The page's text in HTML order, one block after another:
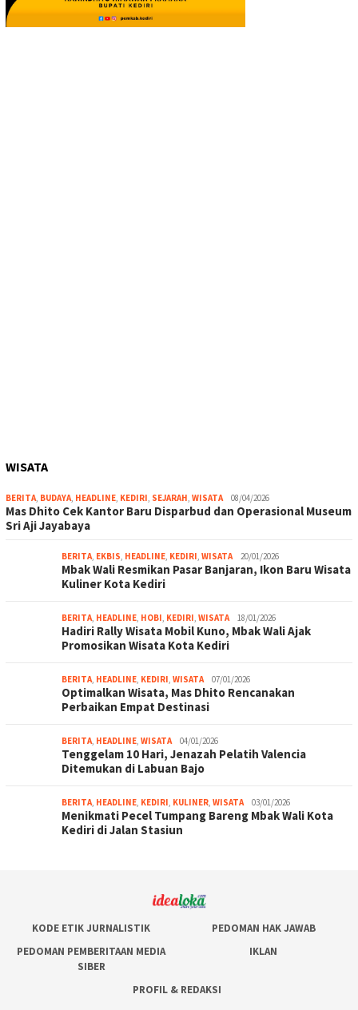
WISATA
BERITA, BUDAYA, HEADLINE, KEDIRI, SEJARAH, WISATA 08/04/2026
Mas Dhito Cek Kantor Baru Disparbud dan Operasional Museum
Sri Aji Jayabaya
BERITA, EKBIS, HEADLINE, KEDIRI, WISATA 20/01/2026
Mbak Wali Resmikan Pasar Banjaran, Ikon Baru Wisata
Kuliner Kota Kediri
BERITA, HEADLINE, HOBI, KEDIRI, WISATA 18/01/2026
Hadiri Rally Wisata Mobil Kuno, Mbak Wali Ajak
Promosikan Wisata Kota Kediri
BERITA, HEADLINE, KEDIRI, WISATA 07/01/2026
Optimalkan Wisata, Mas Dhito Rencanakan
Perbaikan Empat Destinasi
BERITA, HEADLINE, WISATA 04/01/2026
Tenggelam 10 Hari, Jenazah Pelatih Valencia
Ditemukan di Labuan Bajo
BERITA, HEADLINE, KEDIRI, KULINER, WISATA 03/01/2026
Menikmati Pecel Tumpang Bareng Mbak Wali Kota
Kediri di Jalan Stasiun
KODE ETIK JURNALISTIK
PEDOMAN HAK JAWAB
PEDOMAN PEMBERITAAN MEDIA
SIBER
IKLAN
PROFIL & REDAKSI